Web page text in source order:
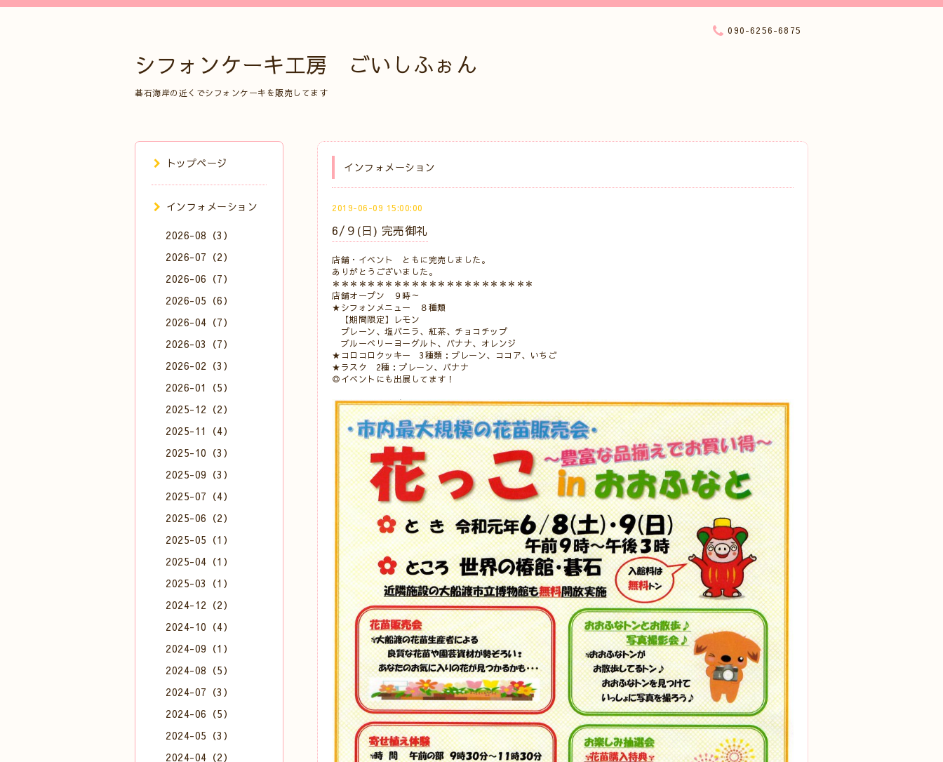
シフォンケーキ工房 ごいしふぉん
碁石海岸の近くでシフォンケーキを販売してます
090-6256-6875
インフォメーション
2019-06-09 15:00:00
6/９(日) 完売御礼
店舗・イベント ともに完売しました。
ありがとうございました。
＊＊＊＊＊＊＊＊＊＊＊＊＊＊＊＊＊＊＊＊＊＊＊
店舗オープン ９時～
★シフォンメニュー ８種類
【期間限定】レモン
プレーン、塩バニラ、紅茶、チョコチップ
ブルーベリーヨーグルト、バナナ、オレンジ
★コロコロクッキー 3種類：プレーン、ココア、いちご
★ラスク 2種：プレーン、バナナ
◎イベントにも出展してます！
トップページ
インフォメーション
2026-08（3）
2026-07（2）
2026-06（7）
2026-05（6）
2026-04（7）
2026-03（7）
2026-02（3）
2026-01（5）
2025-12（2）
2025-11（4）
2025-10（3）
2025-09（3）
2025-07（4）
2025-06（2）
2025-05（1）
2025-04（1）
2025-03（1）
2024-12（2）
2024-10（4）
2024-09（1）
2024-08（5）
2024-07（3）
2024-06（5）
2024-05（3）
2024-04（2）